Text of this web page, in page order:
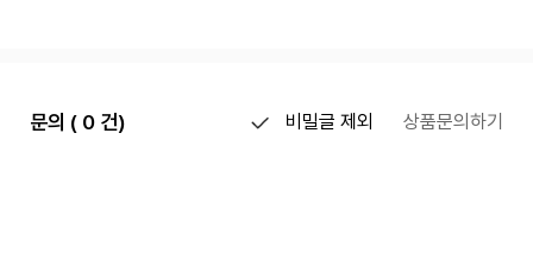
문의 ( 0 건) 비밀글 제외 상품문의하기